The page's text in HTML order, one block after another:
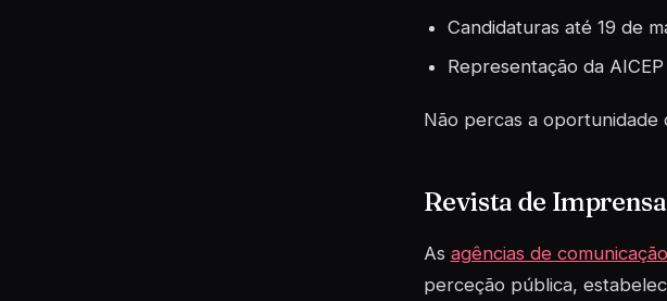
Candidaturas até 19 de
Representação da
Não percas a oportunidade
Revista de
As agências de
perceção pública,